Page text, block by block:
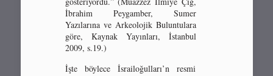
İbrahim Peygamber, Sumer
Yazılarına ve Arkeolojik Buluntulara
göre, Kaynak Yayınları, İstanbul
2009, s.19.)
İşte böylece İsrailoğulları’n resmi